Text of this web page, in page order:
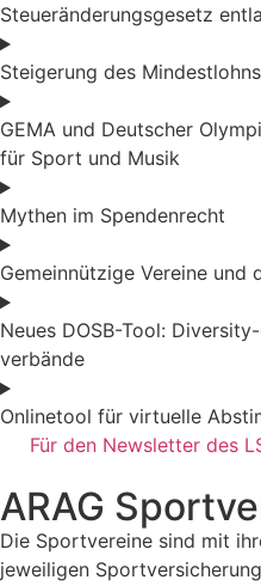
Steueränderungsgesetz
Steigerung des
GEMA und Deutscher
für Sport und Musik
Mythen im Spendenrecht
Gemeinnützige Vereine und
Neues DOSB-Tool:
verbände
Onlinetool für virtuelle
Für den Newsletter des
ARAG
Die Sportvereine sind mit
jeweiligen